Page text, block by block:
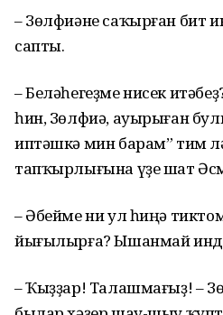
– Зөлфиәне саҡырған бит
сапты.
– Беләһегеҙме нисек
һин, Зөлфиә, ауырыған
иптәшкә мин барам” тим
тапҡырлығына үҙе шат
– Әбейме ни ул һиңә
йығылырға? Ышанмай
– Ҡыҙҙар! Талашмағыҙ! –